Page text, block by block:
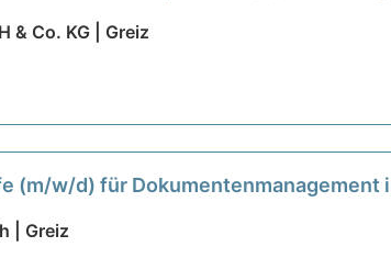
& Co. KG | Greiz
(m/w/d) für Dokumentenmanagement
| Greiz